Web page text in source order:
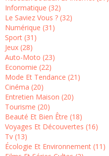
Informatique (32)
Le Saviez Vous ? (32)
Numérique (31)
Sport (31)
Jeux (28)
Auto-Moto (23)
Economie (22)
Mode Et Tendance (21)
Cinéma (20)
Entretien Maison (20)
Tourisme (20)
Beauté Et Bien Être (18)
Voyages Et Découvertes (16)
Tv (13)
Écologie Et Environnement (11)